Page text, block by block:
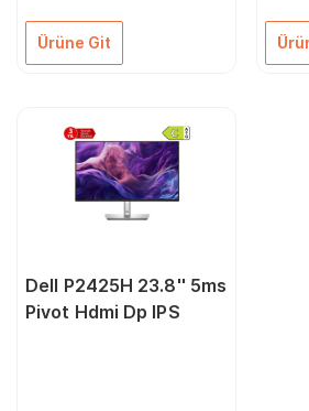
Ürüne Git
Dell P2425H 23.8'' 5ms
Pivot Hdmi Dp IPS